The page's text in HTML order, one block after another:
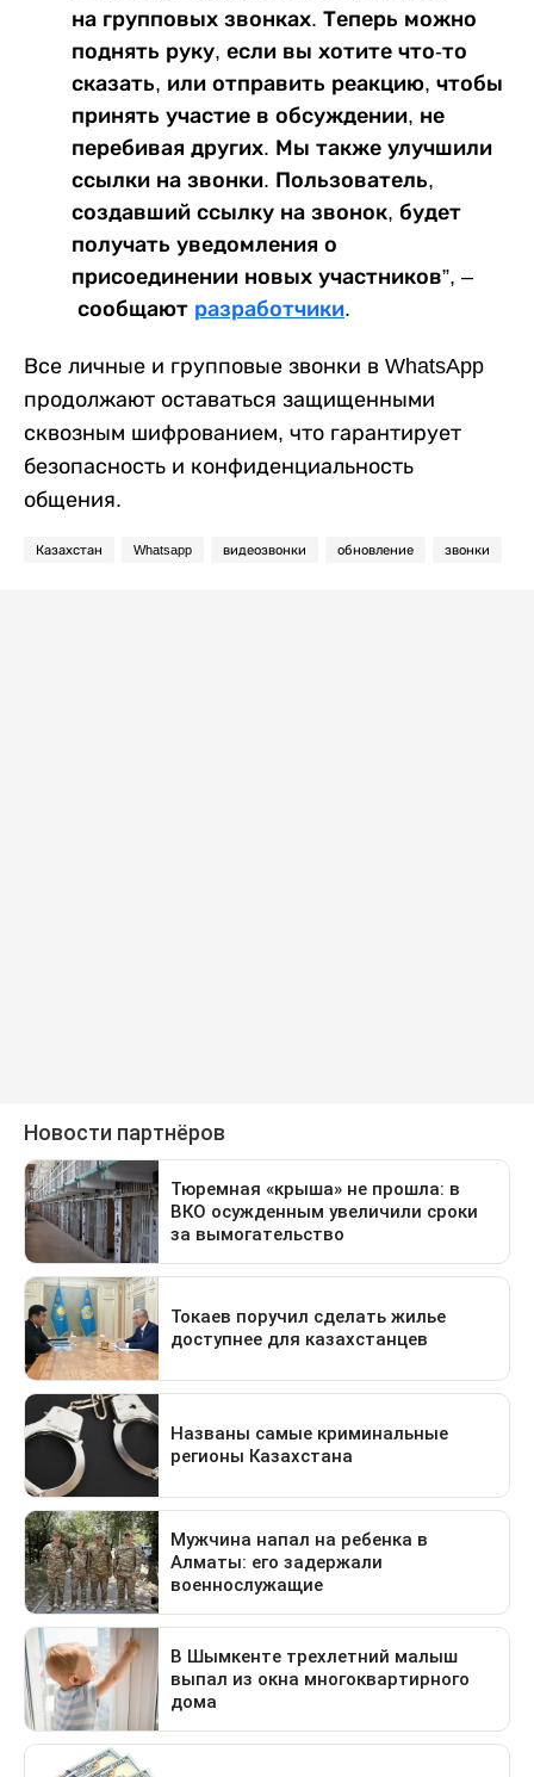
на групповых звонках. Теперь можно
поднять руку, если вы хотите что-то
сказать, или отправить реакцию, чтобы
принять участие в обсуждении, не
перебивая других. Мы также улучшили
ссылки на звонки. Пользователь,
создавший ссылку на звонок, будет
получать уведомления о
присоединении новых участников”, –
сообщают разработчики.
Все личные и групповые звонки в WhatsApp
продолжают оставаться защищенными
сквозным шифрованием, что гарантирует
безопасность и конфиденциальность
общения.
Казахстан Whatsapp видеозвонки обновление звонки